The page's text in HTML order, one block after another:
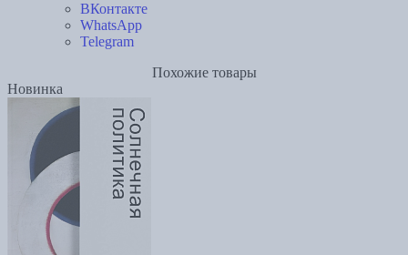
ВКонтакте
WhatsApp
Telegram
Похожие товары
Новинка